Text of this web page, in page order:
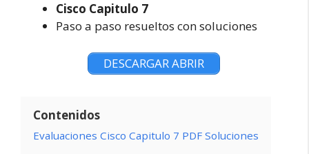
Cisco Capitulo 7
Paso a paso resueltos con soluciones
DESCARGAR ABRIR
Contenidos
Evaluaciones Cisco Capitulo 7 PDF Soluciones